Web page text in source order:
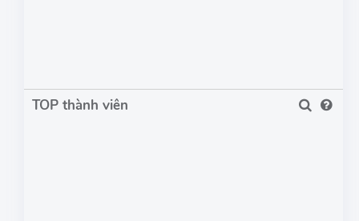
TOP thành viên